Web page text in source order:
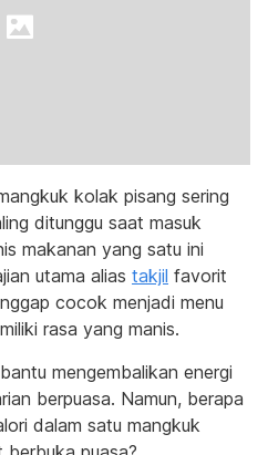
kolak pisang sering
ditunggu saat masuk
makanan yang satu ini
utama alias takjil favorit
cocok menjadi menu
rasa yang manis.
mengembalikan energi
berpuasa. Namun, berapa
dalam satu mangkuk